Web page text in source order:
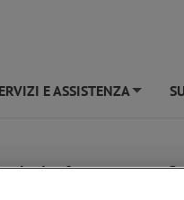
E ASSISTENZA
di riferimento